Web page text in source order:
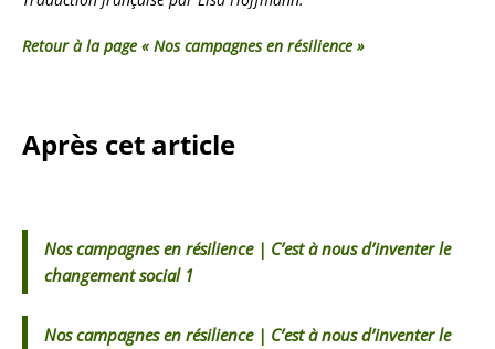
Retour à la page « Nos campagnes en résilience »
Après cet article
Nos campagnes en résilience | C’est à nous d’inventer le
changement social 1
Nos campagnes en résilience | C’est à nous d’inventer le